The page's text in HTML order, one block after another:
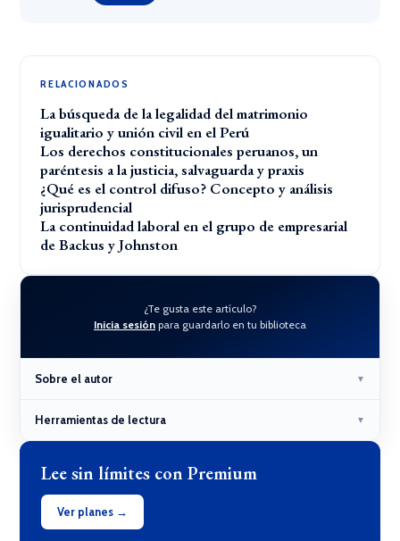
RELACIONADOS
La búsqueda de la legalidad del matrimonio
igualitario y unión civil en el Perú
Los derechos constitucionales peruanos, un
paréntesis a la justicia, salvaguarda y praxis
¿Qué es el control difuso? Concepto y análisis
jurisprudencial
La continuidad laboral en el grupo de empresarial
de Backus y Johnston
¿Te gusta este artículo?
Inicia sesión para guardarlo en tu biblioteca
Sobre el autor ▼
Herramientas de lectura ▼
Lee sin límites con Premium
Ver planes →